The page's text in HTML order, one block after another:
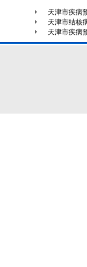
天津市疾病
天津市结核
天津市疾病